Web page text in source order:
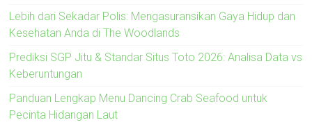
Lebih dari Sekadar Polis: Mengasuransikan Gaya Hidup dan
Kesehatan Anda di The Woodlands
Prediksi SGP Jitu & Standar Situs Toto 2026: Analisa Data vs
Keberuntungan
Panduan Lengkap Menu Dancing Crab Seafood untuk
Pecinta Hidangan Laut